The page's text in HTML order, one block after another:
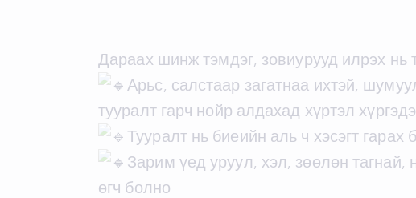
Дараах шинж тэмдэг, зовиурууд илрэх нь
Арьс, салстаар загатнаа ихтэй,
тууралт гарч нойр алдахад хүртэл
Тууралт нь биеийн аль ч хэсэгт
Зарим үед уруул, хэл, зөөлөн тагнай,
өгч болно